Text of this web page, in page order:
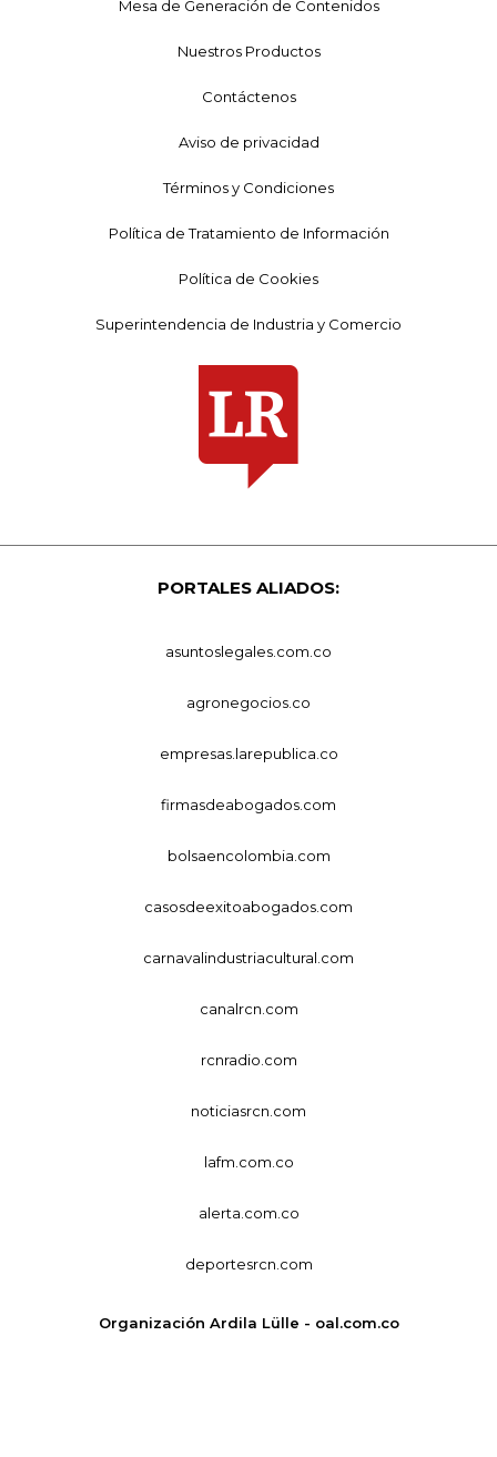
Mesa de Generación de Contenidos
Nuestros Productos
Contáctenos
Aviso de privacidad
Términos y Condiciones
Política de Tratamiento de Información
Política de Cookies
Superintendencia de Industria y Comercio
PORTALES ALIADOS:
asuntoslegales.com.co
agronegocios.co
empresas.larepublica.co
firmasdeabogados.com
bolsaencolombia.com
casosdeexitoabogados.com
carnavalindustriacultural.com
canalrcn.com
rcnradio.com
noticiasrcn.com
lafm.com.co
alerta.com.co
deportesrcn.com
Organización Ardila Lülle - oal.com.co